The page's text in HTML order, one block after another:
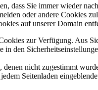
dass Sie immer wieder
oder andere Cookies
auf unserer Domain
zur Verfügung. Aus
den
nicht zugestimmt
Seitenladen